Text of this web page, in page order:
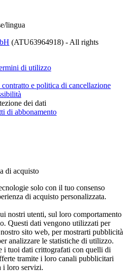
lingua
(ATU63964918) - All rights
di utilizzo
e politica di cancellazione
dei dati
di abbonamento
di acquisto
solo con il tuo consenso
di acquisto personalizzata.
nostri utenti, sul loro comportamento
Questi dati vengono utilizzati per
sito web, per mostrarti pubblicità
analizzare le statistiche di utilizzo.
i tuoi dati crittografati con quelli di
tramite i loro canali pubblicitari
i loro servizi.